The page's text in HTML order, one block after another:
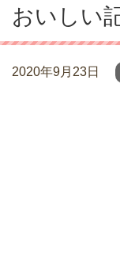
おいしい
2020年9月23日